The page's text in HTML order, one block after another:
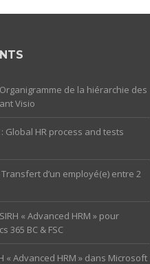
Organigramme de la hiérarchie des
Visio
: Global HR process and tests
Transfert d’un employé(e) entre 2
« Advanced HRM » pour
365 BC & FSC
« Advanced HRM » dans Microsoft